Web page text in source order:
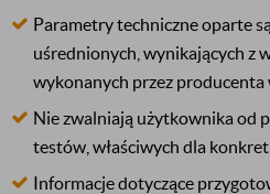
Parametry techniczne oparte
uśrednionych, wynikających z
wykonanych przez
Nie zwalniają użytkownika od
testów, właściwych dla
Informacje dotyczące